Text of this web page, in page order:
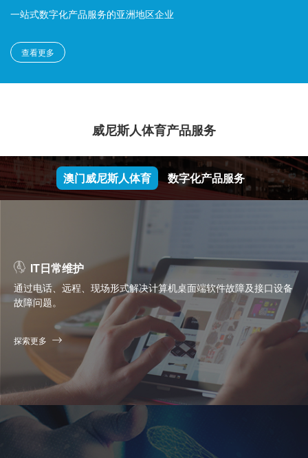
一站式数字化产品服务的亚洲地区企业
查看更多
威尼斯人体育产品服务
澳门威尼斯人体育 数字化产品服务
IT日常维护
通过电话、远程、现场形式解决计算机桌面端软件故障及接口设备
故障问题。
探索更多